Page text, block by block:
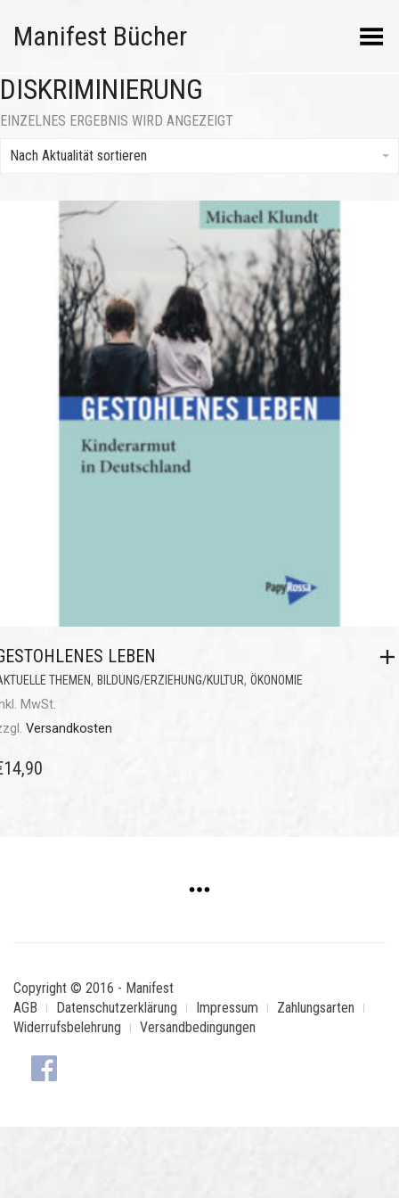
Manifest Bücher Menü umschalten
DISKRIMINIERUNG
EINZELNES ERGEBNIS WIRD ANGEZEIGT
Nach Aktualität sortieren
LEBEN
THEMEN, BILDUNG/ERZIEHUNG/KULTUR, ÖKONOMIE
MwSt.
Versandkosten
14,90
Copyright © 2016 - Manifest
AGB
Datenschutzerklärung Impressum
Zahlungsarten
Widerrufsbelehrung
Versandbedingungen